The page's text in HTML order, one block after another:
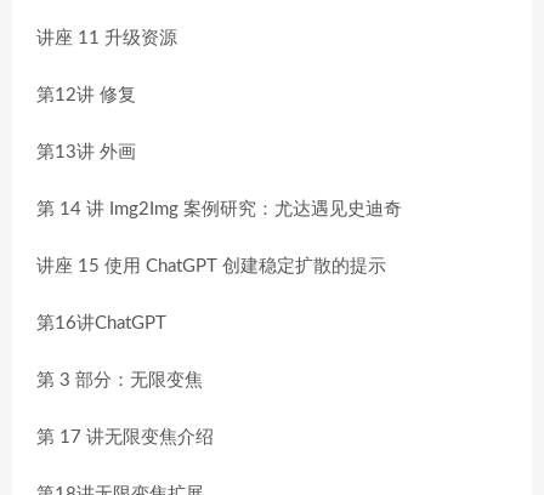
讲座 11 升级资源
第12讲 修复
第13讲 外画
第 14 讲 Img2Img 案例研究：尤达遇见史迪奇
讲座 15 使用 ChatGPT 创建稳定扩​​散的提示
第16讲ChatGPT
第 3 部分：无限变焦
第 17 讲无限变焦介绍